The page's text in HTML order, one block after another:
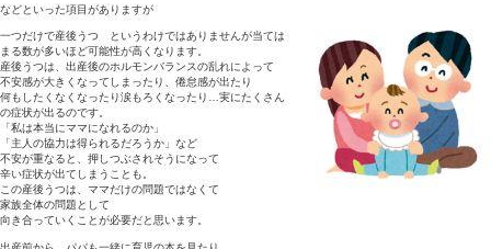
性欲がない
寝付けない、子供が泣いていないのに目が覚めてしまう
疲労が取れない
外見を気にしなくなる
異常な食欲がある
食欲がでない